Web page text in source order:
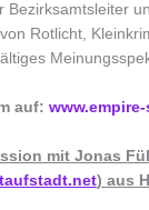
Bezirksamtsleiter
Rotlicht,
auf:
mit Jonas
) aus